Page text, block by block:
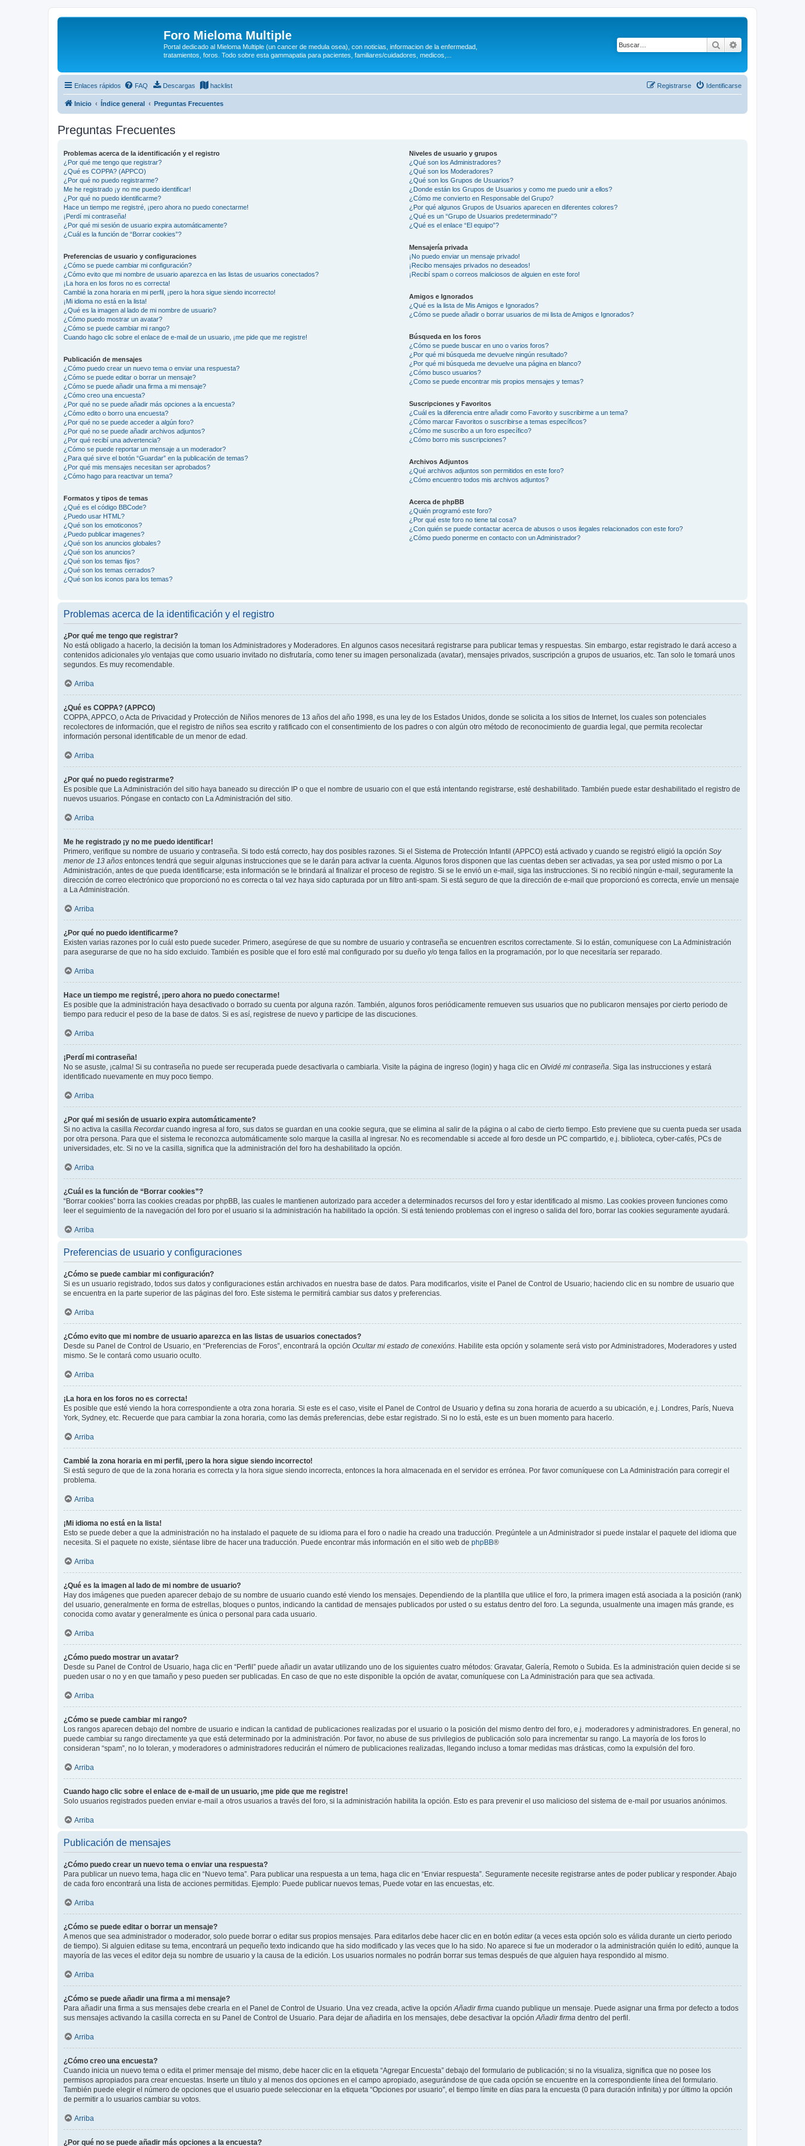
Foro Mieloma Multiple
Portal dedicado al Mieloma Multiple (un cancer de medula osea), con noticias, informacion de la enfermedad,
tratamientos, foros. Todo sobre esta gammapatia para pacientes, familiares/cuidadores, medicos,...
Buscar
Enlaces rápidos FAQ Descargas hacklist Identificarse
Registrarse
Inicio Índice general Preguntas Frecuentes
Preguntas Frecuentes
Problemas acerca de la identificación y el registro
¿Por qué me tengo que registrar?
¿Qué es COPPA? (APPCO)
¿Por qué no puedo registrarme?
Me he registrado ¡y no me puedo identificar!
¿Por qué no puedo identificarme?
Hace un tiempo me registré, ¡pero ahora no puedo conectarme!
¡Perdí mi contraseña!
¿Por qué mi sesión de usuario expira automáticamente?
¿Cuál es la función de “Borrar cookies”?
Preferencias de usuario y configuraciones
¿Cómo se puede cambiar mi configuración?
¿Cómo evito que mi nombre de usuario aparezca en las listas de usuarios conectados?
¡La hora en los foros no es correcta!
Cambié la zona horaria en mi perfil, ¡pero la hora sigue siendo incorrecto!
¡Mi idioma no está en la lista!
¿Qué es la imagen al lado de mi nombre de usuario?
¿Cómo puedo mostrar un avatar?
¿Cómo se puede cambiar mi rango?
Cuando hago clic sobre el enlace de e-mail de un usuario, ¡me pide que me registre!
Publicación de mensajes
¿Cómo puedo crear un nuevo tema o enviar una respuesta?
¿Cómo se puede editar o borrar un mensaje?
¿Cómo se puede añadir una firma a mi mensaje?
¿Cómo creo una encuesta?
¿Por qué no se puede añadir más opciones a la encuesta?
¿Cómo edito o borro una encuesta?
¿Por qué no se puede acceder a algún foro?
¿Por qué no se puede añadir archivos adjuntos?
¿Por qué recibí una advertencia?
¿Cómo se puede reportar un mensaje a un moderador?
¿Para qué sirve el botón “Guardar” en la publicación de temas?
¿Por qué mis mensajes necesitan ser aprobados?
¿Cómo hago para reactivar un tema?
Formatos y tipos de temas
¿Qué es el código BBCode?
¿Puedo usar HTML?
¿Qué son los emoticonos?
¿Puedo publicar imagenes?
¿Qué son los anuncios globales?
¿Qué son los anuncios?
¿Qué son los temas fijos?
¿Qué son los temas cerrados?
¿Qué son los iconos para los temas?
Niveles de usuario y grupos
¿Qué son los Administradores?
¿Qué son los Moderadores?
¿Qué son los Grupos de Usuarios?
¿Donde están los Grupos de Usuarios y como me puedo unir a ellos?
¿Cómo me convierto en Responsable del Grupo?
¿Por qué algunos Grupos de Usuarios aparecen en diferentes colores?
¿Qué es un “Grupo de Usuarios predeterminado”?
¿Qué es el enlace “El equipo”?
Mensajería privada
¡No puedo enviar un mensaje privado!
¡Recibo mensajes privados no deseados!
¡Recibí spam o correos maliciosos de alguien en este foro!
Amigos e Ignorados
¿Qué es la lista de Mis Amigos e Ignorados?
¿Cómo se puede añadir o borrar usuarios de mi lista de Amigos e Ignorados?
Búsqueda en los foros
¿Cómo se puede buscar en uno o varios foros?
¿Por qué mi búsqueda me devuelve ningún resultado?
¿Por qué mi búsqueda me devuelve una página en blanco?
¿Cómo busco usuarios?
¿Como se puede encontrar mis propios mensajes y temas?
Suscripciones y Favoritos
¿Cuál es la diferencia entre añadir como Favorito y suscribirme a un tema?
¿Cómo marcar Favoritos o suscribirse a temas específicos?
¿Cómo me suscribo a un foro específico?
¿Cómo borro mis suscripciones?
Archivos Adjuntos
¿Qué archivos adjuntos son permitidos en este foro?
¿Cómo encuentro todos mis archivos adjuntos?
Acerca de phpBB
¿Quién programó este foro?
¿Por qué este foro no tiene tal cosa?
¿Con quién se puede contactar acerca de abusos o usos ilegales relacionados con este foro?
¿Cómo puedo ponerme en contacto con un Administrador?
Problemas acerca de la identificación y el registro
¿Por qué me tengo que registrar?
No está obligado a hacerlo, la decisión la toman los Administradores y Moderadores. En algunos casos necesitará registrarse para publicar temas y respuestas. Sin embargo, estar registrado le dará acceso a
contenidos adicionales y/o ventajas que como usuario invitado no disfrutaría, como tener su imagen personalizada (avatar), mensajes privados, suscripción a grupos de usuarios, etc. Tan solo le tomará unos
segundos. Es muy recomendable.
Arriba
¿Qué es COPPA? (APPCO)
COPPA, APPCO, o Acta de Privacidad y Protección de Niños menores de 13 años del año 1998, es una ley de los Estados Unidos, donde se solicita a los sitios de Internet, los cuales son potenciales
recolectores de información, que el registro de niños sea escrito y ratificado con el consentimiento de los padres o con algún otro método de reconocimiento de guardia legal, que permita recolectar
información personal identificable de un menor de edad.
Arriba
¿Por qué no puedo registrarme?
Es posible que La Administración del sitio haya baneado su dirección IP o que el nombre de usuario con el que está intentando registrarse, esté deshabilitado. También puede estar deshabilitado el registro de
nuevos usuarios. Póngase en contacto con La Administración del sitio.
Arriba
Me he registrado ¡y no me puedo identificar!
Primero, verifique su nombre de usuario y contraseña. Si todo está correcto, hay dos posibles razones. Si el Sistema de Protección Infantil (APPCO) está activado y cuando se registró eligió la opción Soy
menor de 13 años entonces tendrá que seguir algunas instrucciones que se le darán para activar la cuenta. Algunos foros disponen que las cuentas deben ser activadas, ya sea por usted mismo o por La
Administración, antes de que pueda identificarse; esta información se le brindará al finalizar el proceso de registro. Si se le envió un e-mail, siga las instrucciones. Si no recibió ningún e-mail, seguramente la
dirección de correo electrónico que proporcionó no es correcta o tal vez haya sido capturada por un filtro anti-spam. Si está seguro de que la dirección de e-mail que proporcionó es correcta, envíe un mensaje
a La Administración.
Arriba
¿Por qué no puedo identificarme?
Existen varias razones por lo cuál esto puede suceder. Primero, asegúrese de que su nombre de usuario y contraseña se encuentren escritos correctamente. Si lo están, comuníquese con La Administración
para asegurarse de que no ha sido excluido. También es posible que el foro esté mal configurado por su dueño y/o tenga fallos en la programación, por lo que necesitaría ser reparado.
Arriba
Hace un tiempo me registré, ¡pero ahora no puedo conectarme!
Es posible que la administración haya desactivado o borrado su cuenta por alguna razón. También, algunos foros periódicamente remueven sus usuarios que no publicaron mensajes por cierto periodo de
tiempo para reducir el peso de la base de datos. Si es así, registrese de nuevo y participe de las discuciones.
Arriba
¡Perdí mi contraseña!
No se asuste, ¡calma! Si su contraseña no puede ser recuperada puede desactivarla o cambiarla. Visite la página de ingreso (login) y haga clic en Olvidé mi contraseña . Siga las instrucciones y estará
identificado nuevamente en muy poco tiempo.
Arriba
¿Por qué mi sesión de usuario expira automáticamente?
Si no activa la casilla Recordarcuando ingresa al foro, sus datos se guardan en una cookie segura, que se elimina al salir de la página o al cabo de cierto tiempo. Esto previene que su cuenta pueda ser usada
por otra persona. Para que el sistema le reconozca automáticamente solo marque la casilla al ingresar. No es recomendable si accede al foro desde un PC compartido, e.j. biblioteca, cyber-cafés, PCs de
universidades, etc. Si no ve la casilla, significa que la administración del foro ha deshabilitado la opción.
Arriba
¿Cuál es la función de “Borrar cookies”?
“Borrar cookies” borra las cookies creadas por phpBB, las cuales le mantienen autorizado para acceder a determinados recursos del foro y estar identificado al mismo. Las cookies proveen funciones como
leer el seguimiento de la navegación del foro por el usuario si la administración ha habilitado la opción. Si está teniendo problemas con el ingreso o salida del foro, borrar las cookies seguramente ayudará.
Arriba
Preferencias de usuario y configuraciones
¿Cómo se puede cambiar mi configuración?
Si es un usuario registrado, todos sus datos y configuraciones están archivados en nuestra base de datos. Para modificarlos, visite el Panel de Control de Usuario; haciendo clic en su nombre de usuario que
se encuentra en la parte superior de las páginas del foro. Este sistema le permitirá cambiar sus datos y preferencias.
Arriba
¿Cómo evito que mi nombre de usuario aparezca en las listas de usuarios conectados?
Desde su Panel de Control de Usuario, en “Preferencias de Foros”, encontrará la opción Ocultar mi estado de conexións . Habilite esta opción y solamente será visto por Administradores, Moderadores y usted
mismo. Se le contará como usuario oculto.
Arriba
¡La hora en los foros no es correcta!
Es posible que esté viendo la hora correspondiente a otra zona horaria. Si este es el caso, visite el Panel de Control de Usuario y defina su zona horaria de acuerdo a su ubicación, e.j. Londres, París, Nueva
York, Sydney, etc. Recuerde que para cambiar la zona horaria, como las demás preferencias, debe estar registrado. Si no lo está, este es un buen momento para hacerlo.
Arriba
Cambié la zona horaria en mi perfil, ¡pero la hora sigue siendo incorrecto!
Si está seguro de que de la zona horaria es correcta y la hora sigue siendo incorrecta, entonces la hora almacenada en el servidor es errónea. Por favor comuníquese con La Administración para corregir el
problema.
Arriba
¡Mi idioma no está en la lista!
Esto se puede deber a que la administración no ha instalado el paquete de su idioma para el foro o nadie ha creado una traducción. Pregúntele a un Administrador si puede instalar el paquete del idioma que
necesita. Si el paquete no existe, siéntase libre de hacer una traducción. Puede encontrar más información en el sitio web de phpBB®
Arriba
¿Qué es la imagen al lado de mi nombre de usuario?
Hay dos imágenes que pueden aparecer debajo de su nombre de usuario cuando esté viendo los mensajes. Dependiendo de la plantilla que utilice el foro, la primera imagen está asociada a la posición (rank)
del usuario, generalmente en forma de estrellas, bloques o puntos, indicando la cantidad de mensajes publicados por usted o su estatus dentro del foro. La segunda, usualmente una imagen más grande, es
conocida como avatar y generalmente es única o personal para cada usuario.
Arriba
¿Cómo puedo mostrar un avatar?
Desde su Panel de Control de Usuario, haga clic en “Perfil” puede añadir un avatar utilizando uno de los siguientes cuatro métodos: Gravatar, Galería, Remoto o Subida. Es la administración quien decide si se
pueden usar o no y en que tamaño y peso pueden ser publicadas. En caso de que no este disponible la opción de avatar, comuníquese con La Administración para que sea activada.
Arriba
¿Cómo se puede cambiar mi rango?
Los rangos aparecen debajo del nombre de usuario e indican la cantidad de publicaciones realizadas por el usuario o la posición del mismo dentro del foro, e.j. moderadores y administradores. En general, no
puede cambiar su rango directamente ya que está determinado por la administración. Por favor, no abuse de sus privilegios de publicación solo para incrementar su rango. La mayoría de los foros lo
consideran “spam”, no lo toleran, y moderadores o administradores reducirán el número de publicaciones realizadas, llegando incluso a tomar medidas mas drásticas, como la expulsión del foro.
Arriba
Cuando hago clic sobre el enlace de e-mail de un usuario, ¡me pide que me registre!
Solo usuarios registrados pueden enviar e-mail a otros usuarios a través del foro, si la administración habilita la opción. Esto es para prevenir el uso malicioso del sistema de e-mail por usuarios anónimos.
Arriba
Publicación de mensajes
¿Cómo puedo crear un nuevo tema o enviar una respuesta?
Para publicar un nuevo tema, haga clic en “Nuevo tema”. Para publicar una respuesta a un tema, haga clic en “Enviar respuesta”. Seguramente necesite registrarse antes de poder publicar y responder. Abajo
de cada foro encontrará una lista de acciones permitidas. Ejemplo: Puede publicar nuevos temas, Puede votar en las encuestas, etc.
Arriba
¿Cómo se puede editar o borrar un mensaje?
A menos que sea administrador o moderador, solo puede borrar o editar sus propios mensajes. Para editarlos debe hacer clic en en botón editar(a veces esta opción solo es válida durante un cierto periodo
de tiempo). Si alguien editase su tema, encontrará un pequeño texto indicando que ha sido modificado y las veces que lo ha sido. No aparece si fue un moderador o la administración quién lo editó, aunque la
mayoría de las veces el editor deja su nombre de usuario y la causa de la edición. Los usuarios normales no podrán borrar sus temas después de que alguien haya respondido al mismo.
Arriba
¿Cómo se puede añadir una firma a mi mensaje?
Para añadir una firma a sus mensajes debe crearla en el Panel de Control de Usuario. Una vez creada, active la opción Añadir firma cuando publique un mensaje. Puede asignar una firma por defecto a todos
sus mensajes activando la casilla correcta en su Panel de Control de Usuario. Para dejar de añadirla en los mensajes, debe desactivar la opción Añadir firma dentro del perfil.
Arriba
¿Cómo creo una encuesta?
Cuando inicia un nuevo tema o edita el primer mensaje del mismo, debe hacer clic en la etiqueta “Agregar Encuesta” debajo del formulario de publicación; si no la visualiza, significa que no posee los
permisos apropiados para crear encuestas. Inserte un título y al menos dos opciones en el campo apropiado, asegurándose de que cada opción se encuentre en la correspondiente línea del formulario.
También puede elegir el número de opciones que el usuario puede seleccionar en la etiqueta “Opciones por usuario”, el tiempo límite en días para la encuesta (0 para duración infinita) y por último la opción
de permitir a lo usuarios cambiar su votos.
Arriba
¿Por qué no se puede añadir más opciones a la encuesta?